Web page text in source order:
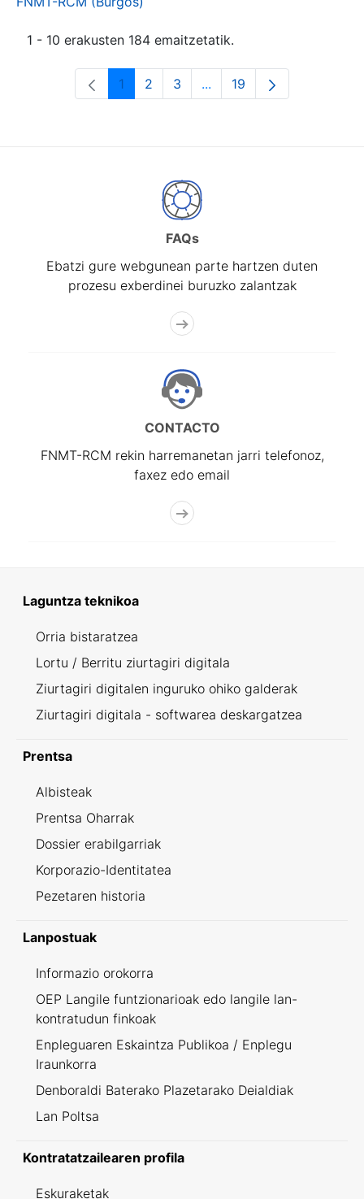
1 - 10 erakusten 184 emaitzetatik.
Orrialdea
1 Orrialdea
2 Orrialdea
3 ...Intermediate Pages Use
Orrialdea
19
FAQs
Ebatzi gure webgunean parte hartzen duten
prozesu exberdinei buruzko zalantzak
CONTACTO
FNMT-RCM rekin harremanetan jarri telefonoz,
faxez edo email
Laguntza teknikoa
Orria bistaratzea
Lortu / Berritu ziurtagiri digitala
Ziurtagiri digitalen inguruko ohiko galderak
Ziurtagiri digitala - softwarea deskargatzea
Prentsa
Albisteak
Prentsa Oharrak
Dossier erabilgarriak
Korporazio-Identitatea
Pezetaren historia
Lanpostuak
Informazio orokorra
OEP Langile funtzionarioak edo langile lan-
kontratudun finkoak
Enpleguaren Eskaintza Publikoa / Enplegu
Iraunkorra
Denboraldi Baterako Plazetarako Deialdiak
Lan Poltsa
Kontratatzailearen profila
Eskuraketak